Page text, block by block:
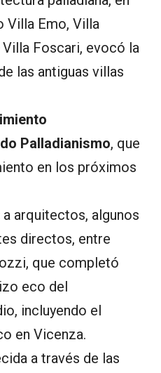
Villa Emo, Villa
Villa Foscari, evocó la
las antiguas villas
Palladianismo, que
en los próximos
arquitectos, algunos
directos, entre
que completó
eco del
incluyendo el
en Vicenza.
a través de las